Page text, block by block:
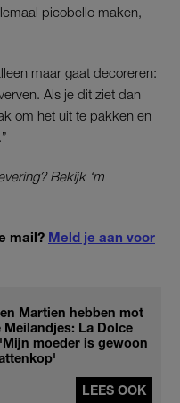
picobello maken,
maar gaat decoreren:
Als je dit ziet dan
om het uit te pakken en
Bekijk ‘m
mail? Meld je aan voor
Martien hebben mot
Meilandjes: La Dolce
moeder is gewoon
LEES OOK